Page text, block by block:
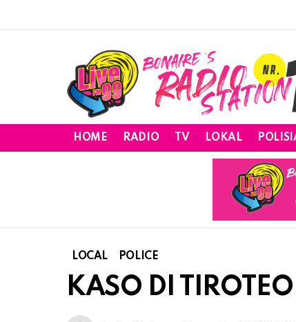
HOME RADIO TV LOKAL
LOCAL POLICE
KASO DI